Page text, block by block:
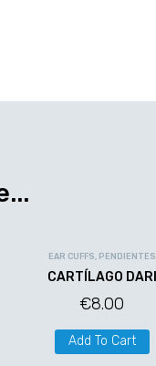
EAR CUFFS, PENDIENTES
CARTÍLAGO DARI
€8.00
Add To Cart